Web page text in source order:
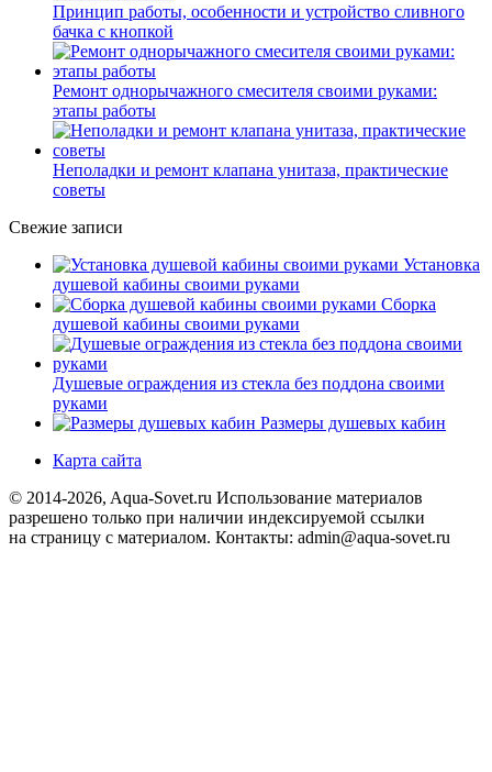
Принцип работы, особенности и устройство сливного
бачка с кнопкой
Ремонт однорычажного смесителя своими руками:
этапы работы
Неполадки и ремонт клапана унитаза, практические
советы
Свежие записи
Установка
душевой кабины своими руками
Сборка
душевой кабины своими руками
Душевые ограждения из стекла без поддона своими
руками
Размеры душевых кабин
Карта сайта
© 2014-2026, Aqua-Sovet.ru Использование материалов
разрешено только при наличии индексируемой ссылки
на страницу с материалом. Контакты: admin@aqua-sovet.ru